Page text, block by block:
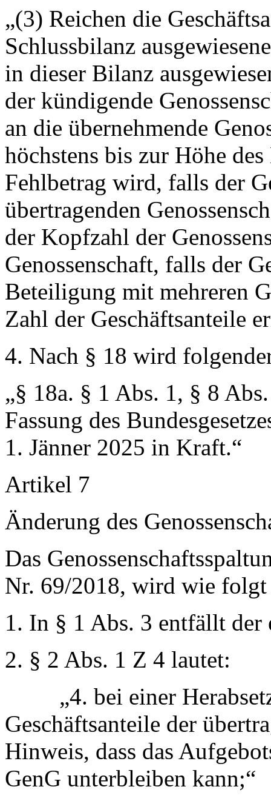
„(3) Reichen die
Schlussbilanz
in dieser Bilanz
der kündigende
an die übernehmende
höchstens bis zur Höhe
Fehlbetrag wird, falls der
übertragenden
der Kopfzahl der
Genossenschaft, falls der
Beteiligung mit mehreren
Zahl der Geschäftsanteile
4. Nach § 18 wird
„§ 18a. § 1 Abs. 1, § 8
Fassung des
1. Jänner 2025 in Kraft.“
Artikel 7
Änderung des
Das
Nr. 69/2018, wird wie folgt
1. In § 1 Abs. 3 entfällt der
2. § 2 Abs. 1 Z 4 lautet:
„4. bei einer
Geschäftsanteile der
Hinweis, dass das
GenG unterbleiben kann;“